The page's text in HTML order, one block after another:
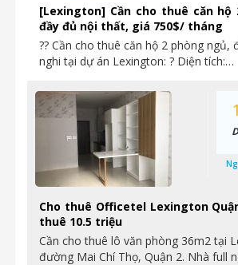
[Lexington] Cần cho thuê căn hộ
đầy đủ nội thất, giá 750$/ tháng
?? Cần cho thuê căn hộ 2 phòng ngủ,
nghi tại dự án Lexington: ? Diện tích:…
Cho thuê Officetel Lexington
thuê 10.5 triệu
Cần cho thuê lô văn phòng 36m2 tại
đường Mai Chí Thọ, Quận 2. Nhà full